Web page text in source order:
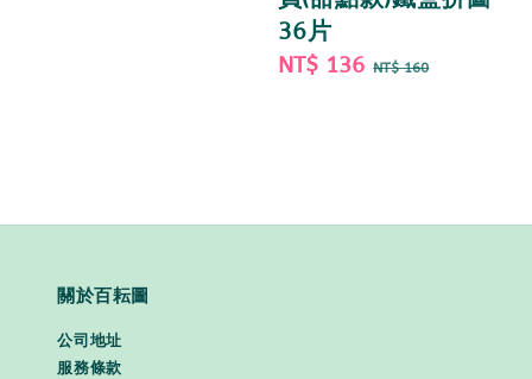
36片
Sale
NT$ 136 Regular
NT$ 160
關於百耘圖
公司地址
服務條款